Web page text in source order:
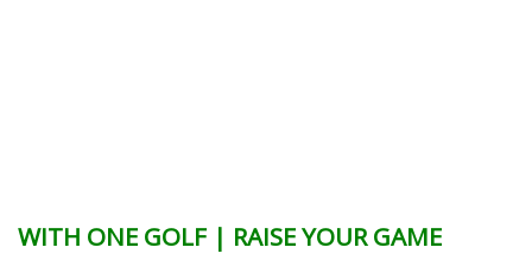
WITH ONE GOLF | RAISE YOUR GAME